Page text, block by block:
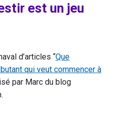
est un jeu
d’articles “Que
qui veut commencer à
par Marc du blog